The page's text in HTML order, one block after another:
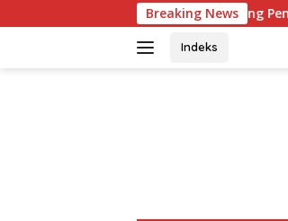
ke
Breaking News
Singgung Pendapatan Asli Daerah
Indeks